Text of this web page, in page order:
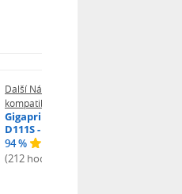
Další Náplně a tonery -
kompatibilní
Gigaprint Samsung MLT-
D111S - kompatibilní
94 %
(212 hodnocení)